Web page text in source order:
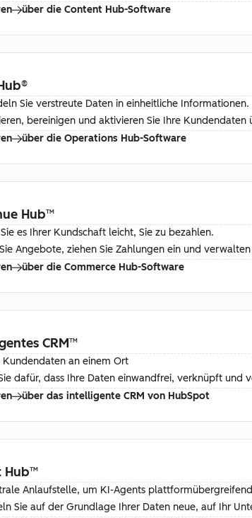
über die Content Hub-Software
®
Sie verstreute Daten in einheitliche Informationen.
bereinigen und aktivieren Sie Ihre Kundendaten
über die Operations Hub-Software
Hub™
es Ihrer Kundschaft leicht, Sie zu bezahlen.
Angebote, ziehen Sie Zahlungen ein und
über die Commerce Hub-Software
CRM™
Kundendaten an einem Ort
dafür, dass Ihre Daten einwandfrei, verknüpft und
über das intelligente CRM von HubSpot
Hub™
Anlaufstelle, um KI-Agents
Sie auf der Grundlage Ihrer Daten neue, auf Ihr